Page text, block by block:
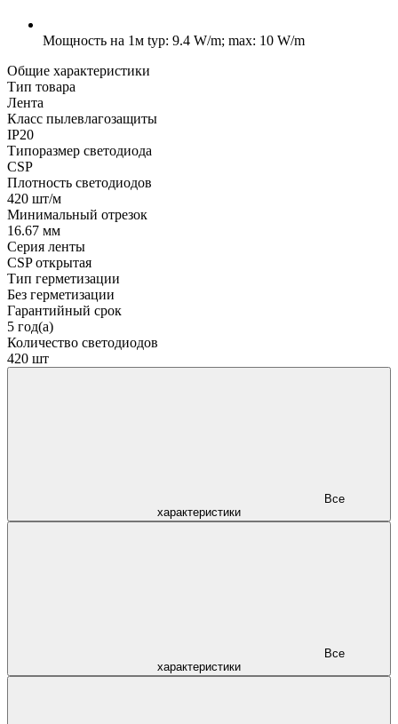
Мощность на 1м typ: 9.4 W/m; max: 10 W/m
Общие характеристики
Тип товара
Лента
Класс пылевлагозащиты
IP20
Типоразмер светодиода
CSP
Плотность светодиодов
420 шт/м
Минимальный отрезок
16.67 мм
Серия ленты
CSP открытая
Тип герметизации
Без герметизации
Гарантийный срок
5 год(а)
Количество светодиодов
420 шт
характеристики
характеристики